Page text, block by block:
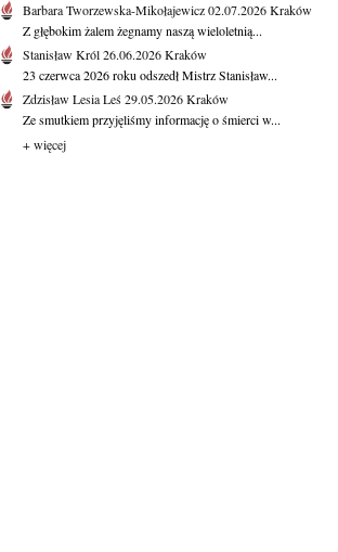
Barbara Tworzewska-Mikołajewicz02.07.2026Kraków
Z głębokim żalem żegnamy naszą wieloletnią...
Stanisław Król26.06.2026Kraków
23 czerwca 2026 roku odszedł Mistrz Stanisław...
Zdzisław Lesia Leś29.05.2026Kraków
Ze smutkiem przyjęliśmy informację o śmierci w...
+ więcej